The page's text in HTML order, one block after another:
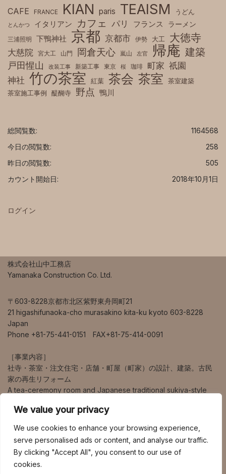
We value your privacy
We use cookies to enhance your browsing experience,
serve personalised ads or content, and analyse our traffic.
By clicking "Accept All", you consent to our use of
cookies.
CAFE FRANCE KIAN paris TEAISM うどん
とんかつ イタリアン カフェ パリ フランス ラーメン
三浦照明 下鴨神社 京都 京都市 伊勢 大工 大徳寺
大慈院 宮大工 山門 岡倉天心 嵐山 左官 帰庵 建築
戸田惺山 改装工事 新築工事 東京 桜 珈琲 町家 祇園
神社 竹の茶室 紅葉 茶会 茶室
茶室建築
茶室施工事例
醍醐寺 野点 鴨川
1164568
総閲覧数:
258
今日の閲覧数:
505
昨日の閲覧数:
2018年10月1日
カウント開始日:
ログイン
株式会社山中工務店
Yamanaka Construction Co. Ltd.
〒603-8228京都市北区紫野東舟岡町21
21 higashifunaoka-cho murasakino kita-ku kyoto 603-8228
Japan
Phone +81-75-441-0151 FAX+81-75-414-0091
［事業内容］
社寺・茶室・注文住宅・店舗・町屋（町家）の設計、建築。古民
家の再生リフォーム
A tea-ceremony room and Japanese traditional sukiya-style
営業エリアは、京都、大阪、兵庫、奈良、滋賀を中心に、海外、
東京、九州など幅広く対応しています。
HOME BLOG 社寺建築 茶室建築
住宅建築
町家建築